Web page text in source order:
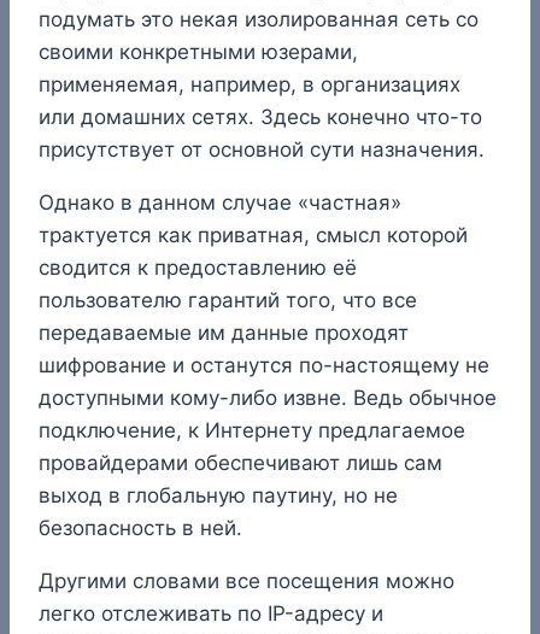
подумать это некая изолированная сеть со
своими конкретными юзерами,
применяемая, например, в организациях
или домашних сетях. Здесь конечно что-то
присутствует от основной сути назначения.
Однако в данном случае «частная»
трактуется как приватная, смысл которой
сводится к предоставлению её
пользователю гарантий того, что все
передаваемые им данные проходят
шифрование и останутся по-настоящему не
доступными кому-либо извне. Ведь обычное
подключение, к Интернету предлагаемое
провайдерами обеспечивают лишь сам
выход в глобальную паутину, но не
безопасность в ней.
Другими словами все посещения можно
легко отслеживать по IP-адресу и